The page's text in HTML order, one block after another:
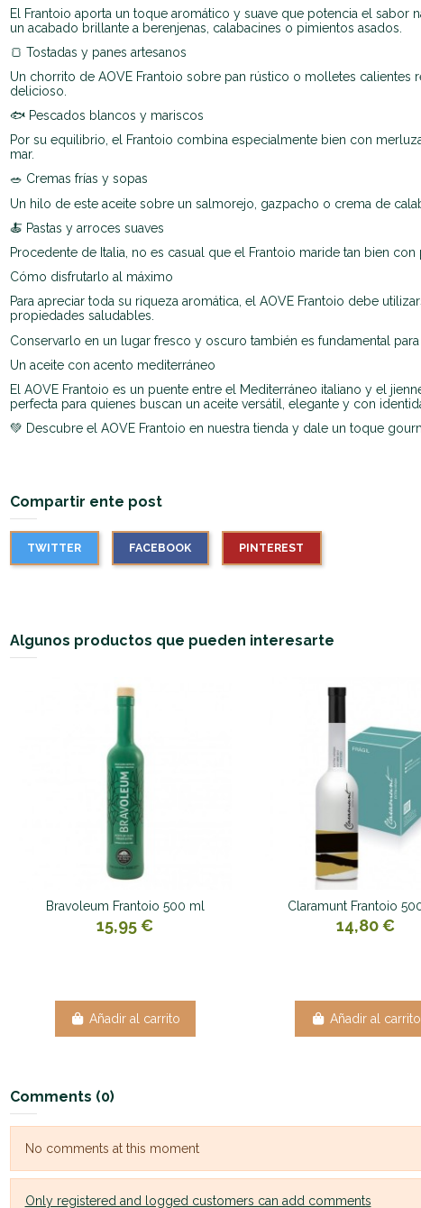
El Frantoio aporta un toque aromático y suave que potencia el sabor
un acabado brillante a berenjenas, calabacines o pimientos asados.
🍞 Tostadas y panes artesanos
Un chorrito de AOVE Frantoio sobre pan rústico o molletes calientes
delicioso.
🐟 Pescados blancos y mariscos
Por su equilibrio, el Frantoio combina especialmente bien con
mar.
🥗 Cremas frías y sopas
Un hilo de este aceite sobre un salmorejo, gazpacho o crema de
🍝 Pastas y arroces suaves
Procedente de Italia, no es casual que el Frantoio maride tan bien
Cómo disfrutarlo al máximo
Para apreciar toda su riqueza aromática, el AOVE Frantoio debe
propiedades saludables.
Conservarlo en un lugar fresco y oscuro también es fundamental
Un aceite con acento mediterráneo
El AOVE Frantoio es un puente entre el Mediterráneo italiano y el
perfecta para quienes buscan un aceite versátil, elegante y con
💚 Descubre el AOVE Frantoio en nuestra tienda y dale un toque
Compartir ente post
TWITTER FACEBOOK PINTEREST
Algunos productos que pueden interesarte
Bravoleum Frantoio 500 ml
15,95 €
Añadir al carrito
Claramunt Frantoio
14,80 €
Añadir al carrito
Comments (0)
No comments at this moment
Only registered and logged customers can add comments